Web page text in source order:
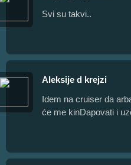
Svi su takvi..
Aleksije d krejzi
Idem na cruiser da
će me kinDapovati i